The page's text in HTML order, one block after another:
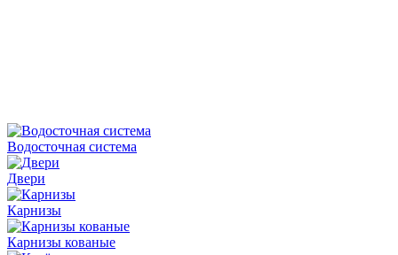
Водосточная система
Двери
Карнизы
Карнизы кованые